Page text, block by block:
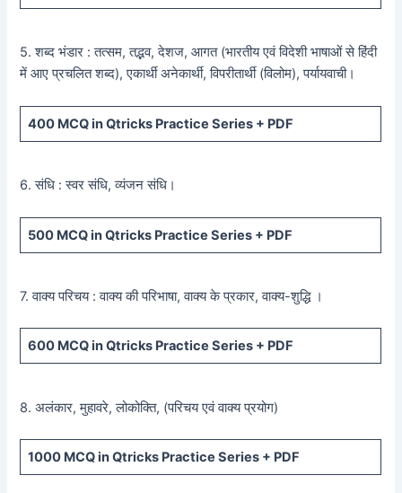
5. शब्द भंडार : तत्सम, तद्भव, देशज, आगत (भारतीय एवं विदेशी भाषाओं से हिंदी
में आए प्रचलित शब्द), एकार्थी अनेकार्थी, विपरीतार्थी (विलोम), पर्यायवाची।
400 MCQ in Qtricks Practice Series + PDF
6. संधि : स्वर संधि, व्यंजन संधि।
500 MCQ in Qtricks Practice Series + PDF
7. वाक्य परिचय : वाक्य की परिभाषा, वाक्य के प्रकार, वाक्य-शुद्धि ।
600 MCQ in Qtricks Practice Series + PDF
8. अलंकार, मुहावरे, लोकोक्ति, (परिचय एवं वाक्य प्रयोग)
1000 MCQin Qtricks Practice Series + PDF